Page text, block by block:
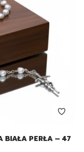
BIAŁA PERŁA – 47